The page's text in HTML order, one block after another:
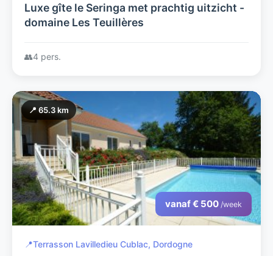
Luxe gîte le Seringa met prachtig uitzicht -
domaine Les Teuillères
👥4 pers.
📍 65.3 km
vanaf € 500 /week
📍Terrasson Lavilledieu Cublac, Dordogne